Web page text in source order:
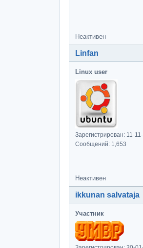
Неактивен
Linfan
Linux user
Зарегистрирован: 11-
Сообщений: 1,653
Неактивен
ikkunan salvataja
Участник